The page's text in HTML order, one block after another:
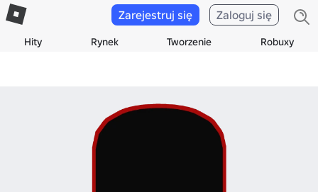
Hity Rynek Tworzenie Robuxy
Zarejestruj się Zaloguj się